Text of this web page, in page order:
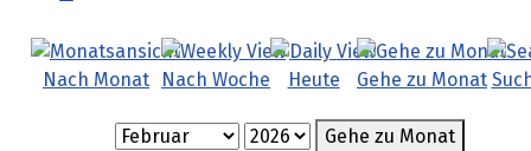
Nach Monat Nach Woche Heute Gehe zu Monat
Gehe zu Monat